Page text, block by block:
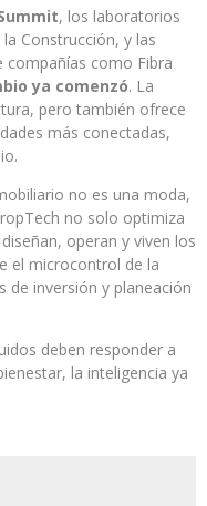
, los laboratorios
Construcción, y las
compañías como Fibra
ya comenzó. La
pero también ofrece
más conectadas,
no es una moda,
no solo optimiza
operan y viven los
el microcontrol de la
de inversión y planeación
deben responder a
la inteligencia ya